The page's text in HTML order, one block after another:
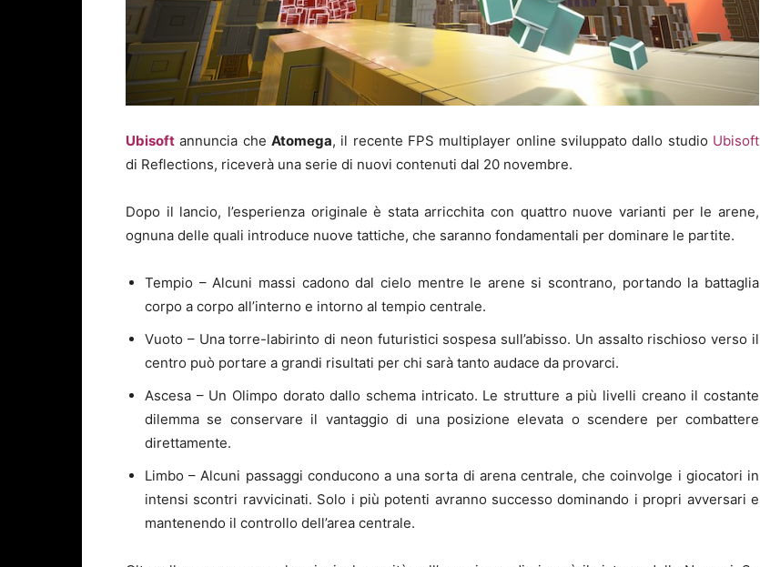
Ubisoft annuncia che Atomega, il recente FPS multiplayer online sviluppato dallo studio Ubisoft
di Reflections, riceverà una serie di nuovi contenuti dal 20 novembre.
Dopo il lancio, l’esperienza originale è stata arricchita con quattro nuove varianti per le arene,
ognuna delle quali introduce nuove tattiche, che saranno fondamentali per dominare le partite.
Tempio – Alcuni massi cadono dal cielo mentre le arene si scontrano, portando la battaglia
corpo a corpo all’interno e intorno al tempio centrale.
Vuoto – Una torre-labirinto di neon futuristici sospesa sull’abisso. Un assalto rischioso verso il
centro può portare a grandi risultati per chi sarà tanto audace da provarci.
Ascesa – Un Olimpo dorato dallo schema intricato. Le strutture a più livelli creano il costante
dilemma se conservare il vantaggio di una posizione elevata o scendere per combattere
direttamente.
Limbo – Alcuni passaggi conducono a una sorta di arena centrale, che coinvolge i giocatori in
intensi scontri ravvicinati. Solo i più potenti avranno successo dominando i propri avversari e
mantenendo il controllo dell’area centrale.